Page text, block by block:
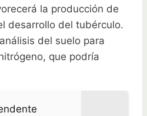
la producción de
desarrollo del tubérculo.
del suelo para
que podría